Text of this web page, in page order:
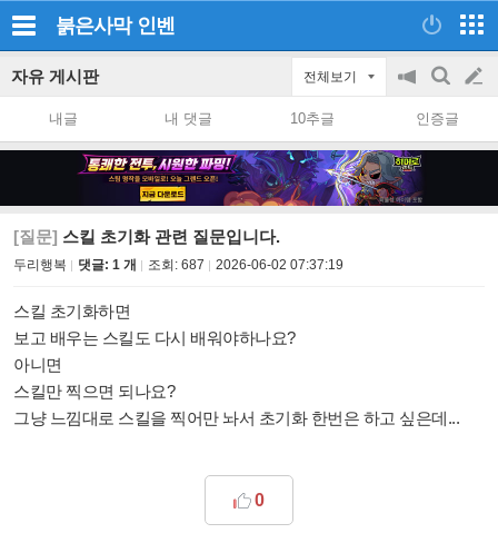
붉은사막 인벤
자유 게시판 전체보기
공
on/off
검
색
글
쓰
내글 내 댓글 10추글 인증글
[질문] 스킬 초기화 관련 질문입니다.
두리행복 댓글: 1 개 조회: 687 2026-06-02 07:37:19
스킬 초기화하면
보고 배우는 스킬도 다시 배워야하나요?
아니면
스킬만 찍으면 되나요?
그냥 느낌대로 스킬을 찍어만 놔서 초기화 한번은 하고 싶은데...
0